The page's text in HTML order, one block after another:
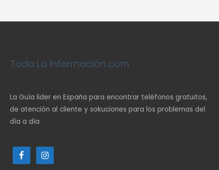
Toda La Información.com
La Guía lider en España para encontrar teléfonos gratuitos,
de atención al cliente y sokuciones para los problemas del
día a día